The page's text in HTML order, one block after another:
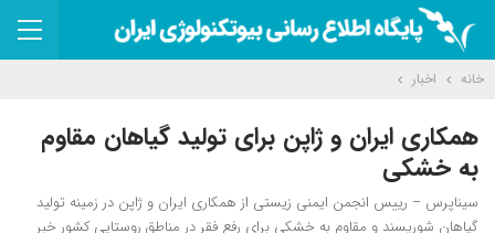
خانه اخبار
همکاری ایران و ژاپن برای تولید گیاهان مقاوم
به خشکی
سیناپرس – رییس انجمن ایمنی زیستی از همکاری ایران و ژاپن در زمینه تولید
گیاهان شورپسند و مقاوم به خشکی برای رفع فقر در مناطق روستایی کشور خبر